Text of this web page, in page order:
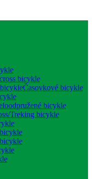
bicykle
Časovkové bicykle
bicykle
Treking bicykle